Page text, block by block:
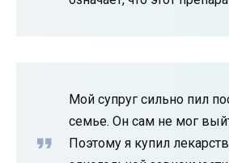
Мой супруг сильно пил
семье. Он сам не мог
Поэтому я купил